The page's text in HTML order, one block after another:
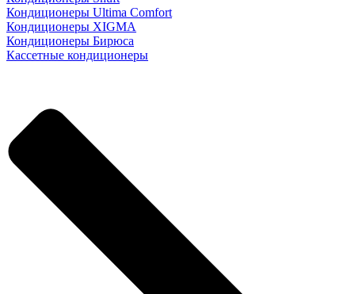
Кондиционеры Ultima Comfort
Кондиционеры XIGMA
Кондиционеры Бирюса
Кассетные кондиционеры